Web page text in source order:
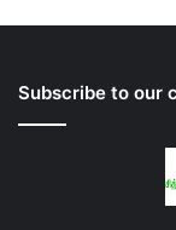
Subscribe to our